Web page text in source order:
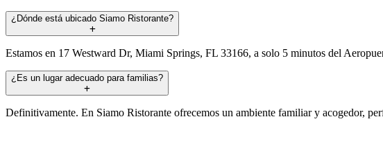
¿Dónde está ubicado Siamo Ristorante?
Estamos en 17 Westward Dr, Miami Springs, FL 33166, a solo 5 minutos del
¿Es un lugar adecuado para familias?
Definitivamente. En Siamo Ristorante ofrecemos un ambiente familiar y acogedor,